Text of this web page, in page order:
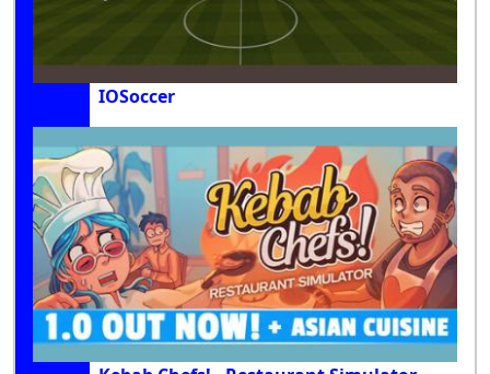
IOSoccer